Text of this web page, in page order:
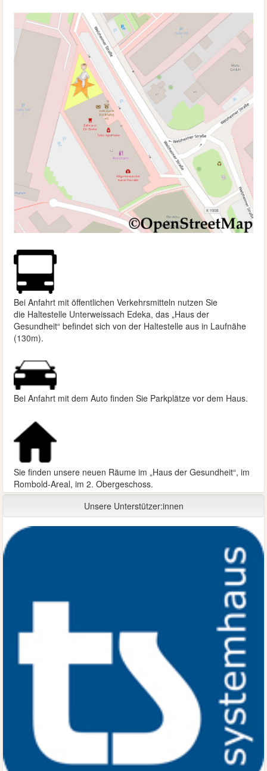
Bei Anfahrt mit öffentlichen Verkehrsmitteln nutzen Sie
die Haltestelle Unterweissach Edeka, das „Haus der
Gesundheit“ befindet sich von der Haltestelle aus in Laufnähe
(130m).
Bei Anfahrt mit dem Auto finden Sie Parkplätze vor dem Haus.
Sie finden unsere neuen Räume im „Haus der Gesundheit“, im
Rombold-Areal, im 2. Obergeschoss.
Unsere Unterstützer:innen